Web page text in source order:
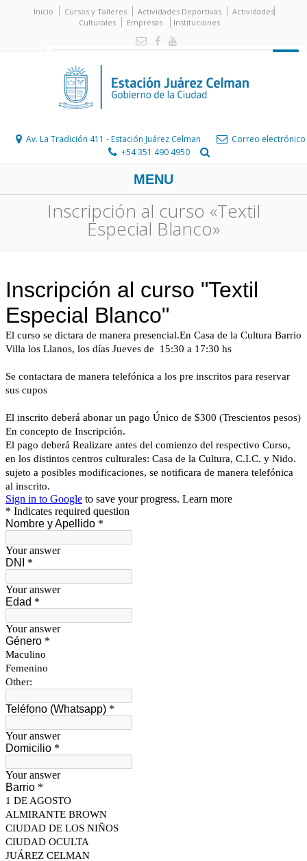
Inicio Cursos y Talleres Actividades Deportivas
Actividades
Culturales
Empresas Instituciones
Av. La Tradición 411 - Estación Juárez Celman
Correo electrónico
+54 351 490 4950
MENU
Inscripción al curso «Textil
Especial Blanco»